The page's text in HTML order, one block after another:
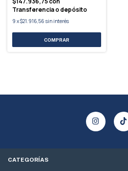
Transferencia o depósito
9 x$21.916,56 sin interés
CATEGORÍAS